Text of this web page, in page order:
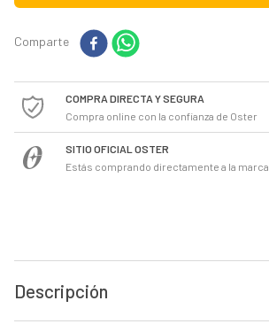
Comparte
COMPRA DIRECTA Y SEGURA
Compra online con la confianza de Oster
SITIO OFICIAL OSTER
Estás comprando directamente a la
Descripción